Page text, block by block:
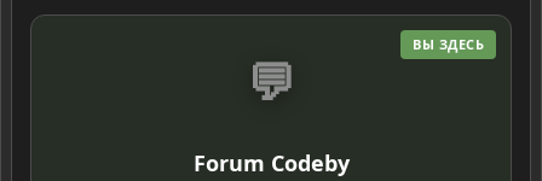
ВЫ ЗДЕСЬ
💬
Forum Codeby